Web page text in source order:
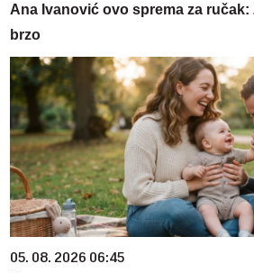
Ana Ivanović ovo sprema za
brzo
05. 08. 2026 06:45